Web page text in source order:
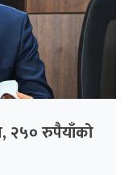
२५० रुपैयाँको